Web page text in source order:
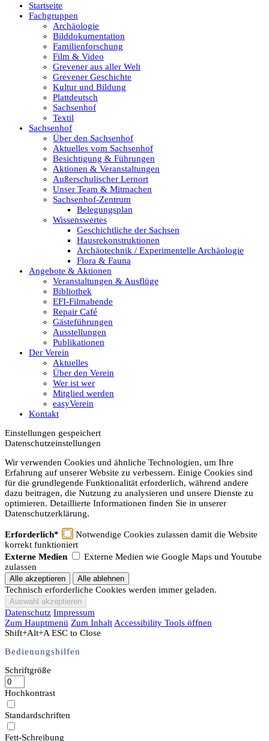
Startseite
Fachgruppen
Archäologie
Bilddokumentation
Familienforschung
Film & Video
Grevener aus aller Welt
Grevener Geschichte
Kultur und Bildung
Plattdeutsch
Sachsenhof
Textil
Sachsenhof
Über den Sachsenhof
Aktuelles vom Sachsenhof
Besichtigung & Führungen
Aktionen & Veranstaltungen
Außerschulischer Lernort
Unser Team & Mitmachen
Sachsenhof-Zentrum
Belegungsplan
Wissenswertes
Geschichtliche der Sachsen
Hausrekonstruktionen
Archäotechnik / Experimentelle Archäologie
Flora & Fauna
Angebote & Aktionen
Veranstaltungen & Ausflüge
Bibliothek
EFI-Filmabende
Repair Café
Gästeführungen
Ausstellungen
Publikationen
Der Verein
Aktuelles
Über den Verein
Wer ist wer
Mitglied werden
easyVerein
Kontakt
Einstellungen gespeichert
Datenschutzeinstellungen
Wir verwenden Cookies und ähnliche Technologien, um Ihre
Erfahrung auf unserer Website zu verbessern. Einige Cookies sind
für die grundlegende Funktionalität erforderlich, während andere
dazu beitragen, die Nutzung zu analysieren und unsere Dienste zu
optimieren. Detaillierte Informationen finden Sie in unserer
Datenschutzerklärung.
Erforderlich*
Notwendige Cookies zulassen damit die Website
korrekt funktioniert
Externe Medien
Externe Medien wie Google Maps und Youtube
zulassen
Technisch erforderliche Cookies werden immer geladen.
Datenschutz Impressum
Zum Hauptmenü Zum InhaltAccessibility Tools öffnen
Shift+Alt+A ESC to Close
Bedienungshilfen
Schriftgröße
Hochkontrast
Standardschriften
Fett-Schreibung